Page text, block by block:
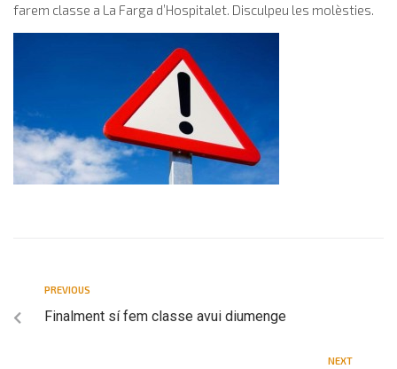
farem classe a La Farga d’Hospitalet. Disculpeu les molèsties.
PREVIOUS
Finalment sí fem classe avui diumenge
NEXT